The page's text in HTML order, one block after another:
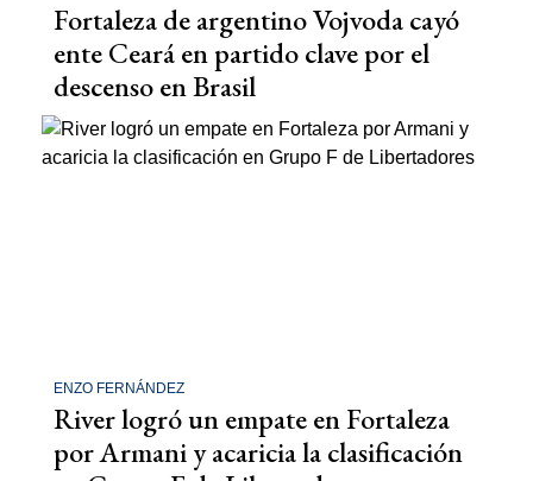
Fortaleza de argentino Vojvoda cayó
ente Ceará en partido clave por el
descenso en Brasil
ENZO FERNÁNDEZ
River logró un empate en Fortaleza
por Armani y acaricia la clasificación